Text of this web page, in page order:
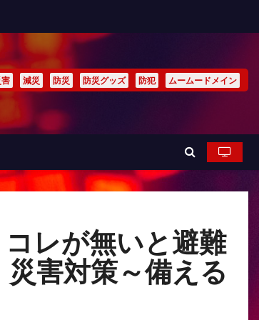
減災 防災 防災グッズ 防犯 ムームードメイン
レが無いと避難
害対策～備える